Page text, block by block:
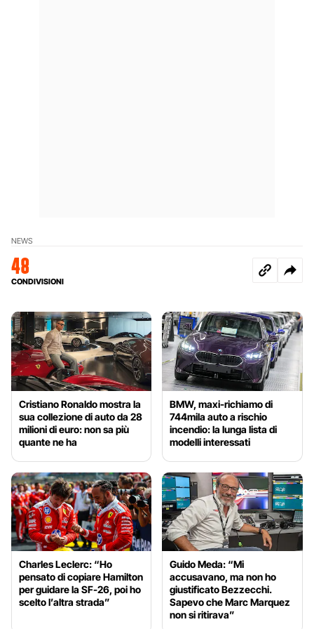
NEWS
48
CONDIVISIONI
Cristiano Ronaldo mostra la
sua collezione di auto da 28
milioni di euro: non sa più
quante ne ha
BMW, maxi-richiamo di
744mila auto a rischio
incendio: la lunga lista di
modelli interessati
Charles Leclerc: “Ho
pensato di copiare Hamilton
per guidare la SF-26, poi ho
scelto l’altra strada”
Guido Meda: “Mi
accusavano, ma non ho
giustificato Bezzecchi.
Sapevo che Marc Marquez
non si ritirava”